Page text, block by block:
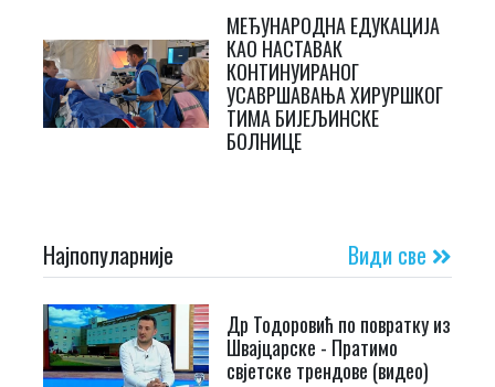
МЕЂУНАРОДНА ЕДУКАЦИЈА
КАО НАСТАВАК
КОНТИНУИРАНОГ
УСАВРШАВАЊА ХИРУРШКОГ
ТИМА БИЈЕЉИНСКЕ
БОЛНИЦЕ
Најпопуларније Види све
Др Тодоровић по повратку из
Швајцарске - Пратимо
свјетске трендове (видео)